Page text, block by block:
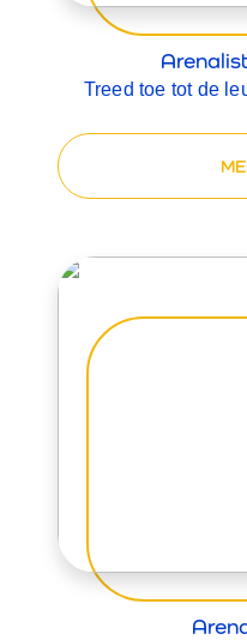
Treed toe tot de